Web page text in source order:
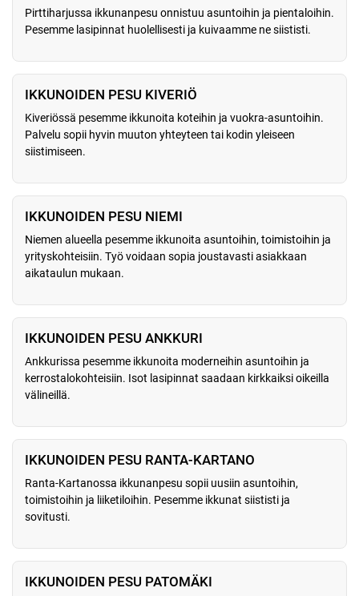
Pirttiharjussa ikkunanpesu onnistuu asuntoihin ja pientaloihin.
Pesemme lasipinnat huolellisesti ja kuivaamme ne siististi.
IKKUNOIDEN PESU KIVERIÖ
Kiveriössä pesemme ikkunoita koteihin ja vuokra-asuntoihin.
Palvelu sopii hyvin muuton yhteyteen tai kodin yleiseen
siistimiseen.
IKKUNOIDEN PESU NIEMI
Niemen alueella pesemme ikkunoita asuntoihin, toimistoihin ja
yrityskohteisiin. Työ voidaan sopia joustavasti asiakkaan
aikataulun mukaan.
IKKUNOIDEN PESU ANKKURI
Ankkurissa pesemme ikkunoita moderneihin asuntoihin ja
kerrostalokohteisiin. Isot lasipinnat saadaan kirkkaiksi oikeilla
välineillä.
IKKUNOIDEN PESU RANTA-KARTANO
Ranta-Kartanossa ikkunanpesu sopii uusiin asuntoihin,
toimistoihin ja liiketiloihin. Pesemme ikkunat siististi ja
sovitusti.
IKKUNOIDEN PESU PATOMÄKI